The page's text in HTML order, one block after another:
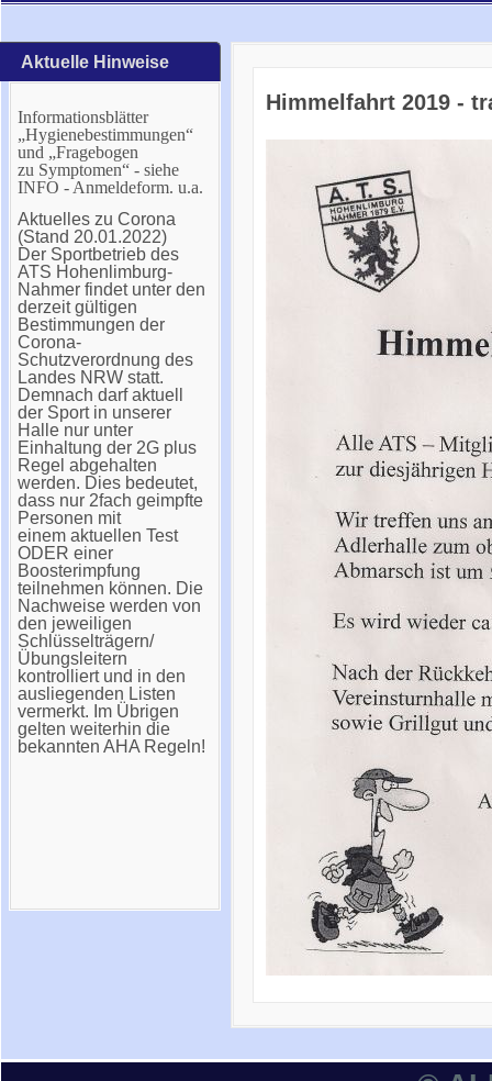
Aktuelle Hinweise
Informationsblätter
„Hygienebestimmungen“
und „Fragebogen
zu Symptomen“ - siehe
INFO - Anmeldeform. u.a.
Aktuelles zu Corona
(Stand 20.01.2022)
Der Sportbetrieb des
ATS Hohenlimburg-
Nahmer findet unter den
derzeit gültigen
Bestimmungen der
Corona-
Schutzverordnung des
Landes NRW statt.
Demnach darf aktuell
der Sport in unserer
Halle nur unter
Einhaltung der 2G plus
Regel abgehalten
werden. Dies bedeutet,
dass nur 2fach geimpfte
Personen mit
einem aktuellen Test
ODER einer
Boosterimpfung
teilnehmen können. Die
Nachweise werden von
den jeweiligen
Schlüsselträgern/
Übungsleitern
kontrolliert und in den
ausliegenden Listen
vermerkt. Im Übrigen
gelten weiterhin die
bekannten AHA Regeln!
Himmelfahrt 2019 -